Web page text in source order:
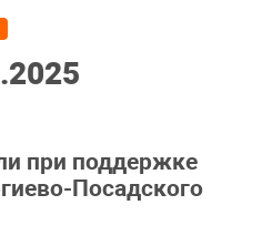
при поддержке
Посадского